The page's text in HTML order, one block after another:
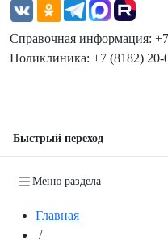
Справочная информация:
Поликлиника: +7 (8182) 20-
Быстрый переход
Меню раздела
Главная
/